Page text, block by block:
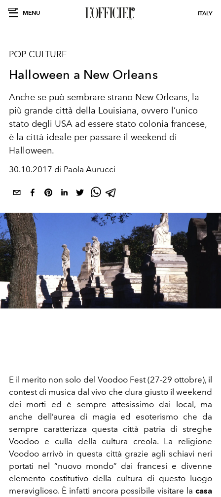
MENU ITALY
POP CULTURE
Halloween a New Orleans
Anche se può sembrare strano New Orleans, la
più grande città della Louisiana, ovvero l’unico
stato degli USA ad essere stato colonia francese,
è la città ideale per passare il weekend di
Halloween.
30.10.2017 di Paola Aurucci
E il merito non solo del Voodoo Fest (27-29 ottobre), il
contest di musica dal vivo che dura giusto il weekend
dei morti ed è sempre attesissimo dai local, ma
anche dell’aurea di magia ed esoterismo che da
sempre caratterizza questa città patria di streghe
Voodoo e culla della cultura creola. La religione
Voodoo arrivò in questa città grazie agli schiavi neri
portati nel “nuovo mondo” dai francesi e divenne
elemento costitutivo della cultura di questo luogo
meraviglioso. È infatti ancora possibile visitare la casa